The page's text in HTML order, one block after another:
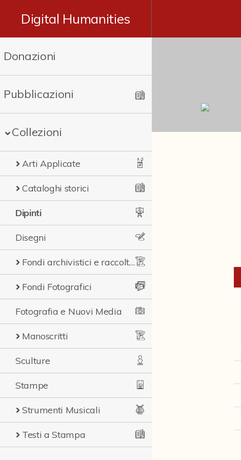
Digital Humanities
Donazioni
Pubblicazioni
Collezioni
Arti Applicate
Cataloghi storici
Dipinti
Disegni
Fondi archivistici e raccolte documentarie
Fondi Fotografici
Fotografia e Nuovi Media
Manoscritti
Sculture
Stampe
Strumenti Musicali
Testi a Stampa